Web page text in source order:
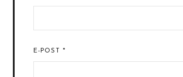
E-POST *